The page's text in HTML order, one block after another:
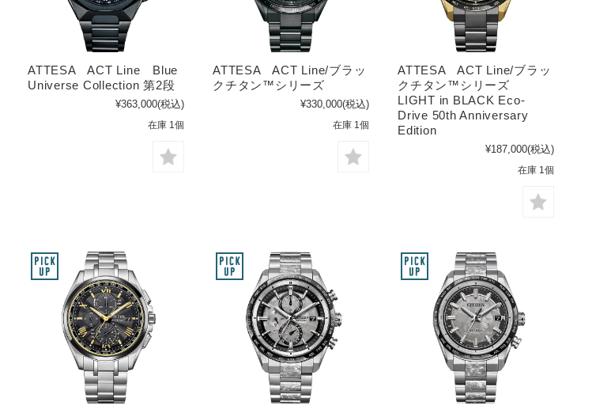
ATTESA ACT Line Blue
Universe Collection 第2段
¥363,000(税込)
在庫 1個
ATTESA ACT Line/ブラッ
クチタン™シリーズ
¥330,000(税込)
在庫 1個
ATTESA ACT Line/ブラッ
クチタン™シリーズ
LIGHT in BLACK Eco-
Drive 50th Anniversary
Edition
¥187,000(税込)
在庫 1個